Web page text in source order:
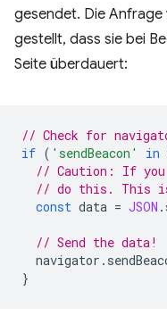
gesendet. Die Anfrage
gestellt, dass sie bei
Seite überdauert:
// Check for
if ( 'sendBeacon' in
// Caution: If you
// do this. This
const data = JSON .
// Send the data!
navigator .
}